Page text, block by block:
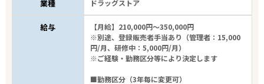
業種 ドラッグストア
給与
【月給】210,000円～350,000円
※別途、登録販売者手当あり（管理者：15,000
円/月、研修中：5,000円/月）
※ご経験・勤務区分等により決定します
■勤務区分（3年毎に変更可）